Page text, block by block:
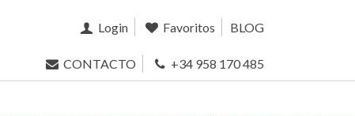
Login Favoritos BLOG
CONTACTO +34 958 170 485